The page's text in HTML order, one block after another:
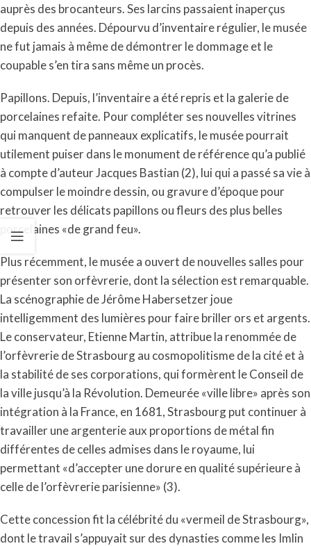
auprès des brocanteurs. Ses larcins passaient inaperçus
depuis des années. Dépourvu d’inventaire régulier, le musée
ne fut jamais à même de démontrer le dommage et le
coupable s’en tira sans même un procès.
Papillons. Depuis, l’inventaire a été repris et la galerie de
porcelaines refaite. Pour compléter ses nouvelles vitrines
qui manquent de panneaux explicatifs, le musée pourrait
utilement puiser dans le monument de référence qu’a publié
à compte d’auteur Jacques Bastian (2), lui qui a passé sa vie à
compulser le moindre dessin, ou gravure d’époque pour
retrouver les délicats papillons ou fleurs des plus belles
porcelaines «de grand feu».
Plus récemment, le musée a ouvert de nouvelles salles pour
présenter son orfèvrerie, dont la sélection est remarquable.
La scénographie de Jérôme Habersetzer joue
intelligemment des lumières pour faire briller ors et argents.
Le conservateur, Etienne Martin, attribue la renommée de
l’orfèvrerie de Strasbourg au cosmopolitisme de la cité et à
la stabilité de ses corporations, qui formèrent le Conseil de
la ville jusqu’à la Révolution. Demeurée «ville libre» après son
intégration à la France, en 1681, Strasbourg put continuer à
travailler une argenterie aux proportions de métal fin
différentes de celles admises dans le royaume, lui
permettant «d’accepter une dorure en qualité supérieure à
celle de l’orfèvrerie parisienne» (3).
Cette concession fit la célébrité du «vermeil de Strasbourg»,
dont le travail s’appuyait sur des dynasties comme les Imlin